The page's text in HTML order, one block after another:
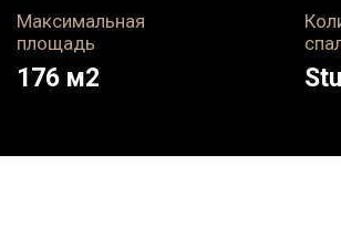
Максимальная
площадь
176м2